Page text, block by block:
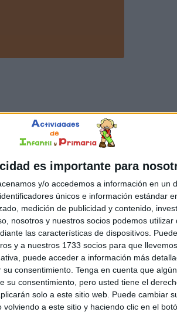
es importante para
y/o accedemos a información en un
únicos e información estándar
medición de publicidad y contenido,
nosotros y nuestros socios podemos utilizar
las características de dispositivos.
y a nuestros 1733 socios para que
puede acceder a información más
consentimiento. Tenga en cuenta que
su consentimiento, pero usted tiene el
solo a este sitio web. Puede cambiar
a este sitio y haciendo clic en el